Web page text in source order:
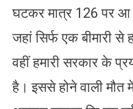
घटकर मात्र 126 पर आ
जहां सिर्फ एक बीमारी से
वहीं हमारी सरकार के
है। इससे होने वाली